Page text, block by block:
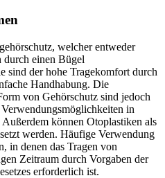
welcher entweder
einen Bügel
sind der hohe Tragekomfort durch
Handhabung. Die
von Gehörschutz sind jedoch
in
können Otoplastiken als
werden. Häufige Verwendung
in denen das Tragen von
Zeitraum durch Vorgaben der
erforderlich ist.